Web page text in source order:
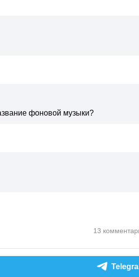
фоновой музыки?
13